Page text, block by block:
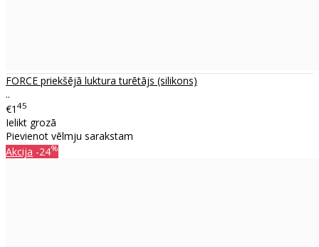
FORCE priekšējā luktura turētājs (silikons)
..
€1 45
Ielikt grozā
Pievienot vēlmju sarakstam
Akcija -24%